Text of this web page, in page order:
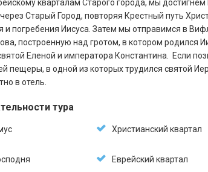
кварталам Старого города, мы
Старый Город, повторяя Крестный путь
и погребения Иисуса. Затем мы отправимся в
построенную над гротом, в котором родился
Еленой и императора Константина. Если
пещеры, в одной из которых трудился святой
в отель.
тура
Христианский квартал
Еврейский квартал